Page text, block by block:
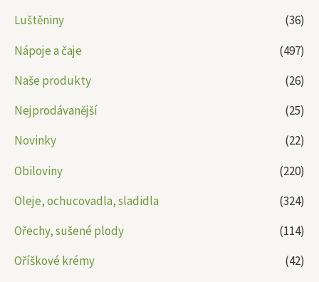
Luštěniny
(36)
Nápoje a čaje
(497)
Naše produkty
(26)
Nejprodávanější
(25)
Novinky
(22)
Obiloviny
(220)
Oleje, ochucovadla, sladidla
(324)
Ořechy, sušené plody
(114)
Oříškové krémy
(42)